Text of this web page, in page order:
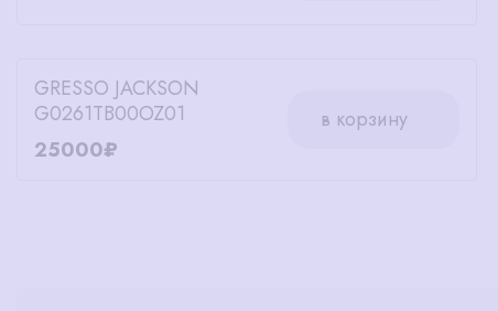
GRESSO JACKSON
G0261TB00OZ01
25000₽
в корзину